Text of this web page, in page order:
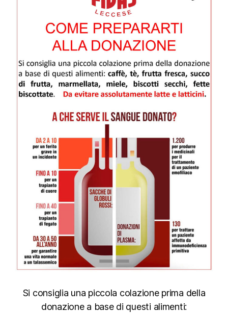
Si consiglia una piccola colazione prima della
donazione a base di questi alimenti: